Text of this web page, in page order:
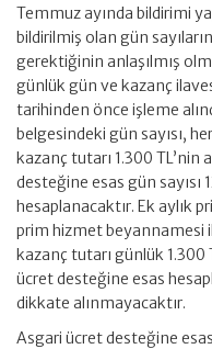
Temmuz ayında bildirimi
bildirilmiş olan gün
gerektiğinin anlaşılmış
günlük gün ve kazanç
tarihinden önce işleme
belgesindeki gün sayısı,
kazanç tutarı 1.300 TL’nin
desteğine esas gün sayısı
hesaplanacaktır. Ek aylık
prim hizmet beyannamesi
kazanç tutarı günlük 1.300
ücret desteğine esas
dikkate alınmayacaktır.
Asgari ücret desteğine